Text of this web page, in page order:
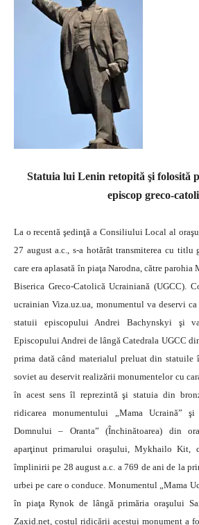
Statuia lui Lenin retopită şi folosită
episcop greco-
La o recentă şedinţă a Consiliului Local al
27 august a.c., s-a hotărât transmiterea cu
care era aplasată în piaţa Narodna, către parohia
Biserica Greco-Catolică Ucrainiană (UGCC).
ucrainian Viza.uz.ua, monumentul va deservi
statuii episcopului Andrei Bachynskyi şi
Episcopului Andrei de lângă Catedrala UGCC
prima dată când materialul preluat din
soviet au deservit realizării monumentelor cu
în acest sens îl reprezintă şi statuia din
ridicarea monumentului „Mama Ucraină”
Domnului – Oranta” (Închinătoarea) din
aparţinut primarului oraşului, Mykhailo Kit,
împlinirii pe 28 august a.c. a 769 de ani de la
urbei pe care o conduce. Monumentul „Mama
în piaţa Rynok de lângă primăria oraşului
Zaxid.net, costul ridicării acestui monument a